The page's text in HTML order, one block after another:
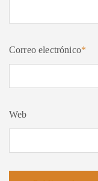
Correo electrónico*
Web